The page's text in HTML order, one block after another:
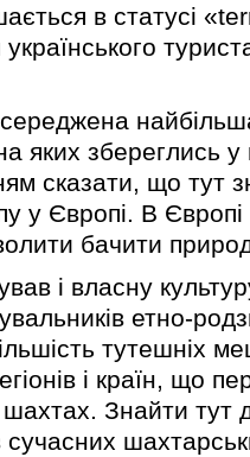
в статусі
українського
яких збереглись
сказати, що тут
у Європі. В
бачити
і власну
етно-
тутешніх
і країн, що
Знайти тут
сучасних